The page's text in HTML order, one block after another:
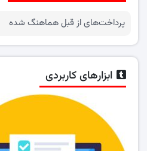
پرداخت‌های از قبل هماهنگ شده
ابزارهای کاربردی